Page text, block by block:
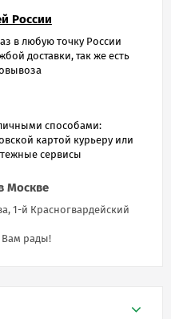
России
в любую точку России
доставки, так же есть
способами:
картой курьеру или
сервисы
Москве
1-й Красногвардейский
Вам рады!